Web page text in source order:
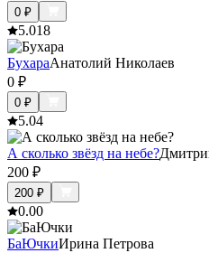
0 ₽
5.018
БухараАнатолий Николаев
0 ₽
0 ₽
5.04
А сколько звёзд на небе?
200 ₽
200 ₽
0.00
БаЮчкиИрина Петрова